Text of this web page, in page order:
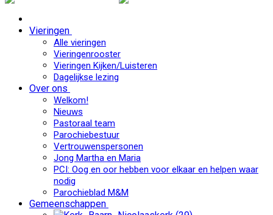
Vieringen
Alle vieringen
Vieringenrooster
Vieringen Kijken/Luisteren
Dagelijkse lezing
Over ons
Welkom!
Nieuws
Pastoraal team
Parochiebestuur
Vertrouwenspersonen
Jong Martha en Maria
PCI: Oog en oor hebben voor elkaar en helpen waar
nodig
Parochieblad M&M
Gemeenschappen